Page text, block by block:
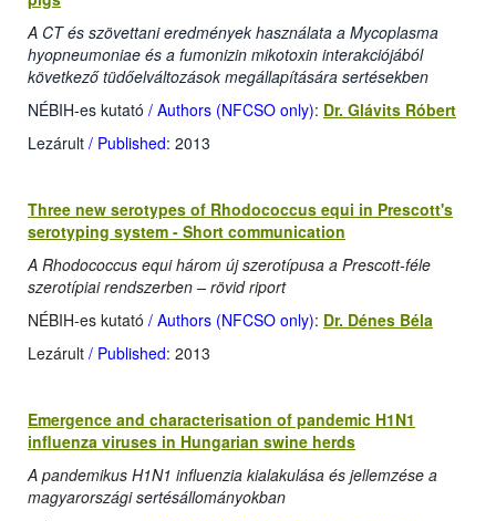
A CT és szövettani eredmények használata a Mycoplasma
hyopneumoniae és a fumonizin mikotoxin interakciójából
következő tüdőelváltozások megállapítására sertésekben
NÉBIH-es kutató / Authors (NFCSO only): Dr. Glávits Róbert
Lezárult / Published: 2013
Three new serotypes of Rhodococcus equi in Prescott's
serotyping system - Short communication
A Rhodococcus equi három új szerotípusa a Prescott-féle
szerotípiai rendszerben – rövid riport
NÉBIH-es kutató / Authors (NFCSO only): Dr. Dénes Béla
Lezárult / Published: 2013
Emergence and characterisation of pandemic H1N1
influenza viruses in Hungarian swine herds
A pandemikus H1N1 influenzia kialakulása és jellemzése a
magyarországi sertésállományokban